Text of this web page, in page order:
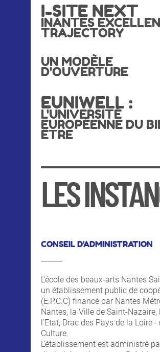
I-SITE NEXT
INANTES
TRAJECTORY
UN MODÈLE
D'OUVERTURE
EUNIWELL :
L'UNIVERSITÉ
EUROPÉENNE DU
ÊTRE
LES
CONSEIL D'ADMINISTRATION
L'école des beaux-arts Nantes
un établissement public de
(E.P.C.C) financé par Nantes
Nantes, la Ville de Saint-Nazaire,
l'Etat, Drac des Pays de la Loire
Culture.
L'établissement est administré